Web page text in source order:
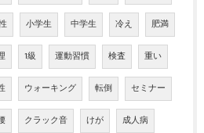
小学生 中学生 冷え 肥満
1級 運動習慣 検査 重い
ウォーキング 転倒 セミナー
クラック音 けが 成人病